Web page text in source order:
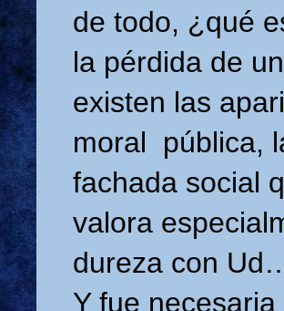
de todo, ¿qué
la pérdida de
existen las
moral pública,
fachada social
valora
dureza con
Y fue